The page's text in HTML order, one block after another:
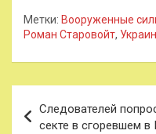
Метки: Вооруженные
Роман Старовойт,
по
Следователей
секте в сгоревшем